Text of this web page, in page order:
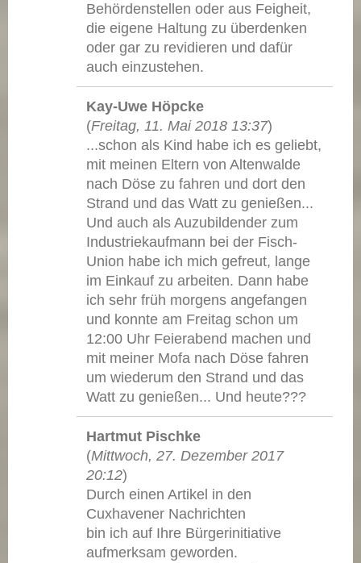
Behördenstellen oder aus Feigheit,
die eigene Haltung zu überdenken
oder gar zu revidieren und dafür
auch einzustehen.
Kay-Uwe Höpcke
(Freitag, 11. Mai 2018 13:37)
...schon als Kind habe ich es geliebt,
mit meinen Eltern von Altenwalde
nach Döse zu fahren und dort den
Strand und das Watt zu genießen...
Und auch als Auzubildender zum
Industriekaufmann bei der Fisch-
Union habe ich mich gefreut, lange
im Einkauf zu arbeiten. Dann habe
ich sehr früh morgens angefangen
und konnte am Freitag schon um
12:00 Uhr Feierabend machen und
mit meiner Mofa nach Döse fahren
um wiederum den Strand und das
Watt zu genießen... Und heute???
Hartmut Pischke
(Mittwoch, 27. Dezember 2017
20:12)
Durch einen Artikel in den
Cuxhavener Nachrichten
bin ich auf Ihre Bürgerinitiative
aufmerksam geworden.